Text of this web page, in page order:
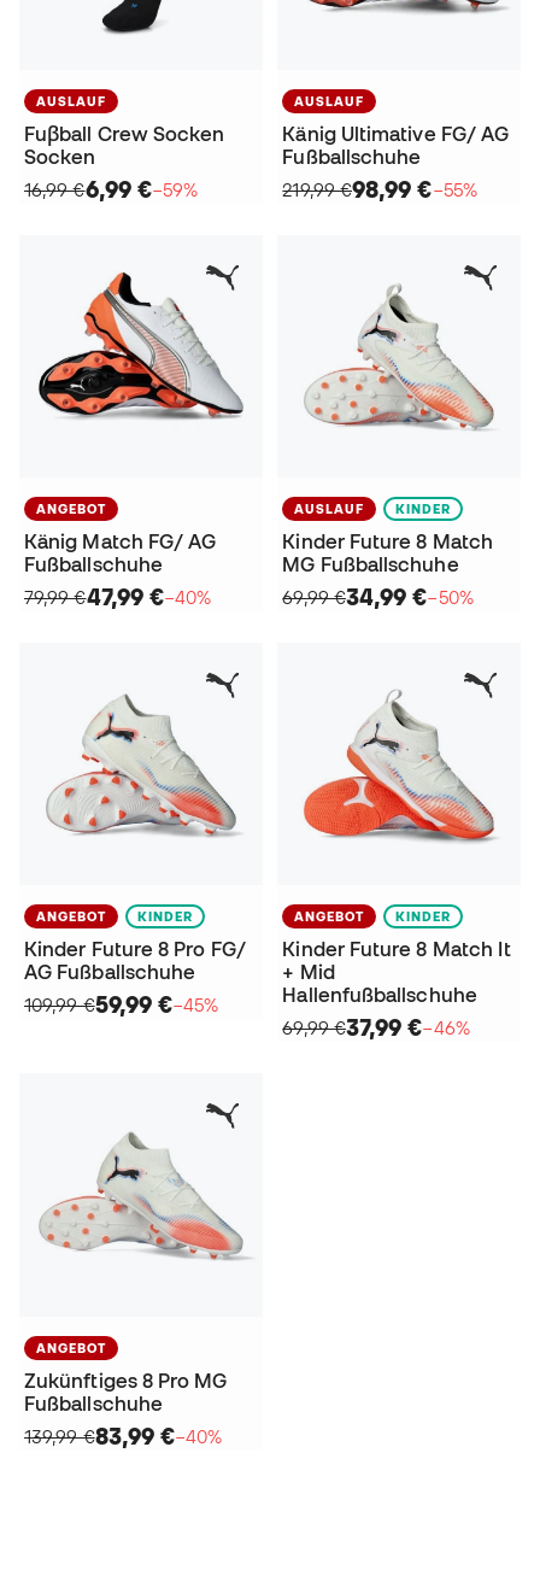
AUSLAUF
Fuβball Crew Socken
Socken
16,99 €6,99 €−59%
AUSLAUF
Känig Ultimative FG/ AG
Fußballschuhe
219,99 €98,99 €−55%
ANGEBOT
Känig Match FG/ AG
Fußballschuhe
79,99 €47,99 €−40%
AUSLAUF KINDER
Kinder Future 8 Match
MG Fußballschuhe
69,99 €34,99 €−50%
ANGEBOT KINDER
Kinder Future 8 Pro FG/
AG Fußballschuhe
109,99 €59,99 €−45%
ANGEBOT KINDER
Kinder Future 8 Match It
+ Mid
Hallenfußballschuhe
69,99 €37,99 €−46%
ANGEBOT
Zukünftiges 8 Pro MG
Fußballschuhe
139,99 €83,99 €−40%